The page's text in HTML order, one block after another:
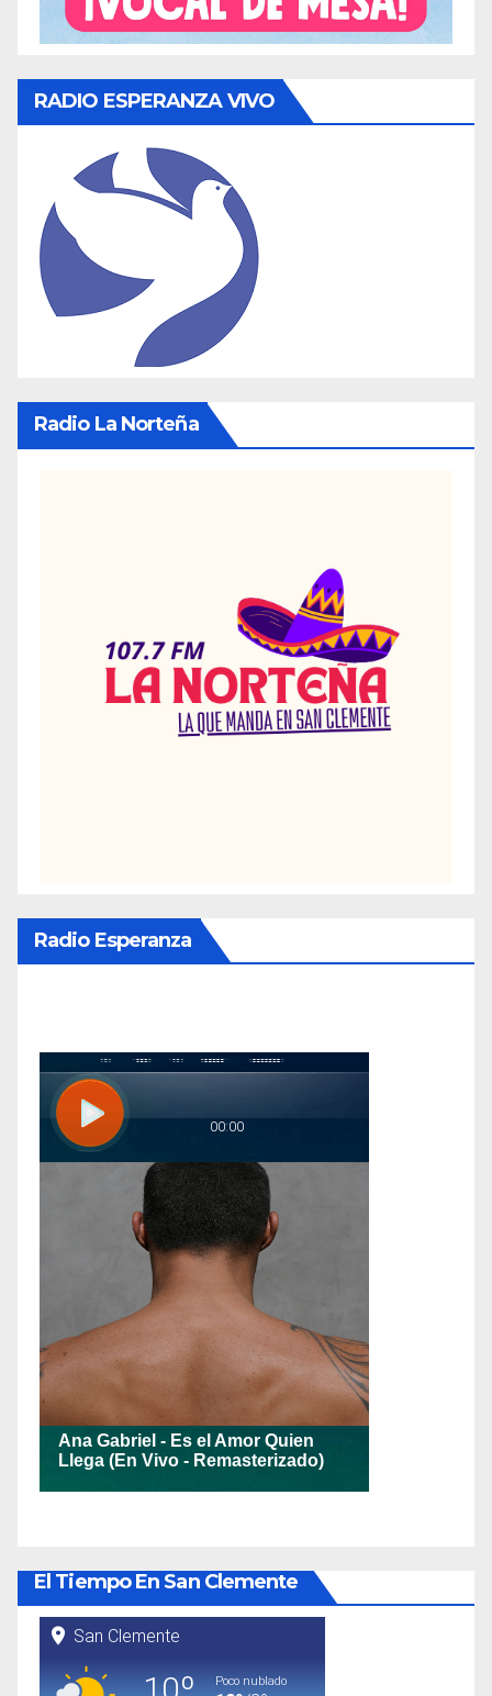
RADIO ESPERANZA VIVO
Radio La Norteña
Radio Esperanza
El Tiempo En San Clemente